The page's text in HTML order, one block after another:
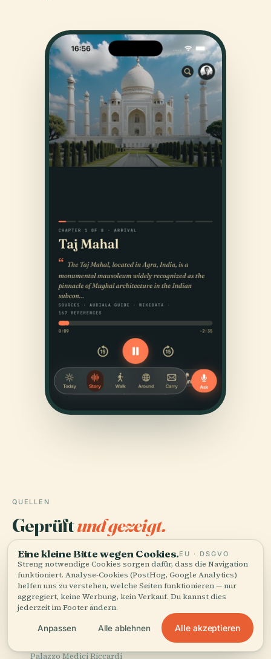
QUELLEN
Geprüftund gezeigt.
Recherchiert und verfasst vom Audiala-Redaktionsteam
aus historischen Aufzeichnungen, architektonischen
Archiven und lokalem Wissen.
Zuletzt überprüft: August 2025
Palazzo Medici Riccardi
Eine kleine Bitte wegen Cookies.EU · DSGVO
Streng notwendige Cookies sorgen dafür, dass die Navigation
funktioniert. Analyse-Cookies (PostHog, Google Analytics)
helfen uns zu verstehen, welche Seiten funktionieren — nur
aggregiert, keine Werbung, kein Verkauf. Du kannst dies
jederzeit im Footer ändern.
Anpassen Alle ablehnen Alle akzeptieren